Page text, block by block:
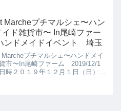
センター〒351-0033 埼玉県朝
崎1...
Marcheプチマルシェ〜ハン
イド雑貨市〜 In尾崎ファー
ンドメイドイベント 埼玉
プチマルシェ〜ハンドメイ
市〜In尾崎ファーム 2019/12/1
時２０１９年１２月１日（日）